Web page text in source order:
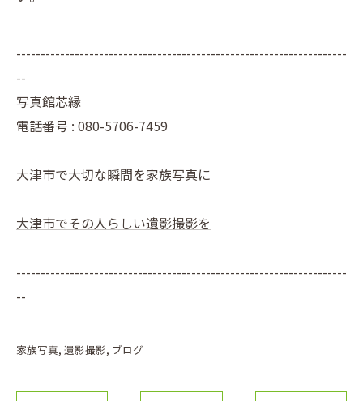
--------------------------------------------------------------------
--
写真館芯縁
電話番号 : 080-5706-7459
大津市で大切な瞬間を家族写真に
大津市でその人らしい遺影撮影を
--------------------------------------------------------------------
--
家族写真 遺影撮影 ブログ